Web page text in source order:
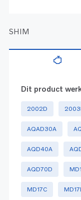
SHIM
Dit product
2002D
AQAD30A
AQD40A
AQD70D
MD17C